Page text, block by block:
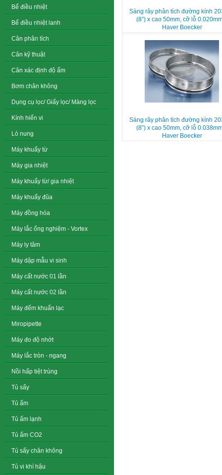
Bể điều nhiệt
Bể điều nhiệt lanh
Cân phân tích
Cân kỹ thuật
Cân xác định độ ẩm
Bơm chân không
Dụng cụ lọc/ Giấy lọc/ Màng lọc
Kính hiển vi
Lò nung
Máy khuấy từ
Máy gia nhiệt
Máy khuấy từ/ gia nhiệt
Máy khuấy đũa
Máy đồng hóa
Máy lắc ống nghiệm - Vortex
Máy ly tâm
Máy dập mẫu vi sinh
Máy cất nước 01 lần
Máy cất nước 02 lần
Máy đếm khuẩn lạc
Miropipette
Máy đo độ nhớt
Máy lắc tròn - ngang
Nồi hấp tiệt trùng
Tủ sấy
Tủ ấm
Tủ ấm lạnh
Tủ ấm CO2
Tủ sấy chân không
Tủ vi khí hậu
Sàng rây phân tích đường kính
(8”) x cao 50mm, cỡ lỗ
Haver Boecker
Sàng rây phân tích đường kính
(8”) x cao 50mm, cỡ lỗ
Haver Boecker